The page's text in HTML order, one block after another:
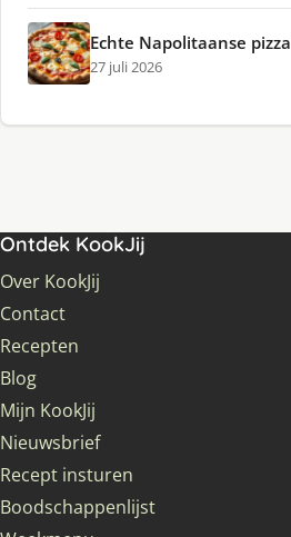
Echte Napolitaanse pizza
27 juli 2026
Ontdek KookJij
Over KookJij
Contact
Recepten
Blog
Mijn KookJij
Nieuwsbrief
Recept insturen
Boodschappenlijst